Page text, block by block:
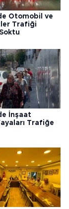
Otomobil ve
Trafiği
İnşaat
Trafiğe